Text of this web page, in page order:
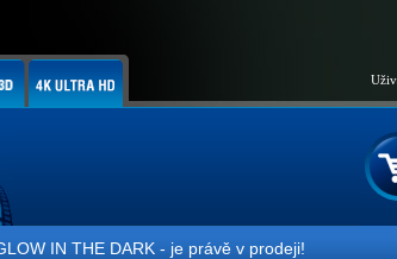
IN THE DARK - je právě v prodeji!